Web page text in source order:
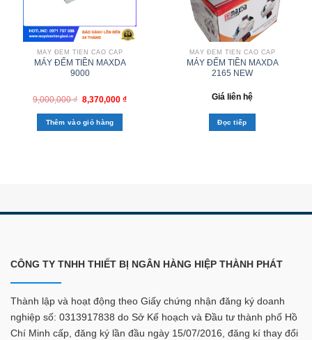
MÁY ĐẾM TIỀN CAO CẤP
MÁY ĐẾM TIỀN MAXDA
9000
9,000,000₫ 8,370,000 ₫
Thêm vào giỏ hàng
MÁY ĐẾM TIỀN CAO CẤP
MÁY ĐẾM TIỀN MAXDA
2165 NEW
Giá liên hệ
Đọc tiếp
CÔNG TY TNHH THIẾT BỊ NGÂN HÀNG HIỆP THÀNH PHÁT
Thành lập và hoạt động theo Giấy chứng nhận đăng ký doanh
nghiệp số: 0313917838 do Sở Kế hoạch và Đầu tư thành phố Hồ
Chí Minh cấp, đăng ký lần đầu ngày 15/07/2016, đăng kí thay đổi